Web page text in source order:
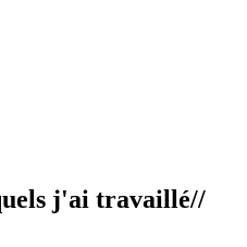
j'ai travaillé//